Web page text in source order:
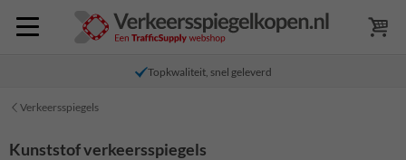
Topkwaliteit, snel geleverd
Verkeersspiegels
Kunststof verkeersspiegels